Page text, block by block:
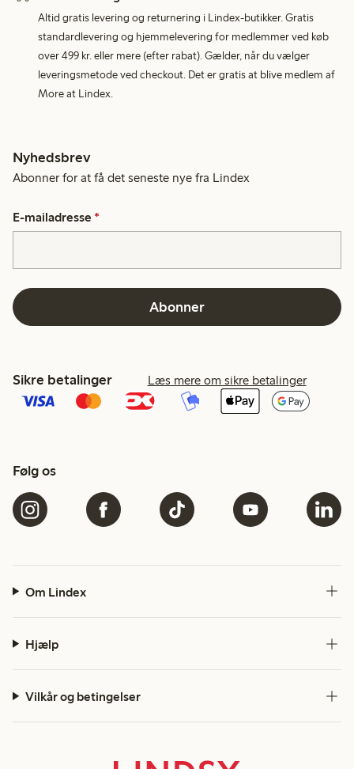
Altid gratis levering og returnering i Lindex-butikker. Gratis
standardlevering og hjemmelevering for medlemmer ved køb
over 499 kr. eller mere (efter rabat). Gælder, når du vælger
leveringsmetode ved checkout. Det er gratis at blive medlem af
More at Lindex.
Nyhedsbrev
Abonner for at få det seneste nye fra Lindex
E-mailadresse *
Abonner
Sikre betalinger Læs mere om sikre betalinger
Følg os
Om Lindex
Hjælp
Vilkår og betingelser